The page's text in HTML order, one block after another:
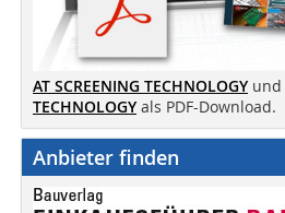
AT SCREENING TECHNOLOGY und
TECHNOLOGY als PDF-Download.
Anbieter finden